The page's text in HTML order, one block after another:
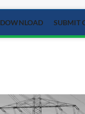
DOWNLOAD SUBMIT